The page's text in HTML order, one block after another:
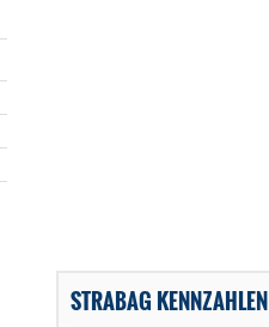
STRABAG KENNZAHLEN